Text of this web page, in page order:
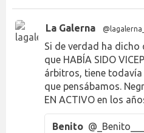
La Galerna @lagalerna_
Si de verdad ha
que HABÍA SIDO
árbitros, tiene todavía
que pensábamos.
EN ACTIVO en los
Benito @_Benito___